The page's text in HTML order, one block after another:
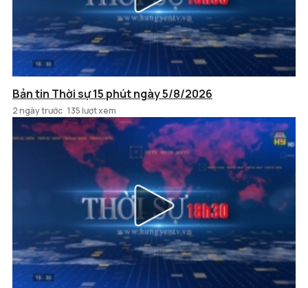
Bản tin Thời sự 15 phút ngày 5/8/2026
2 ngày trước 135 lượt xem